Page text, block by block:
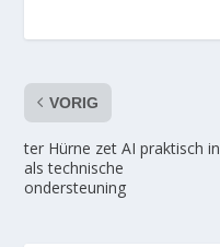
VORIG
ter Hürne zet AI praktisch in
als technische
ondersteuning